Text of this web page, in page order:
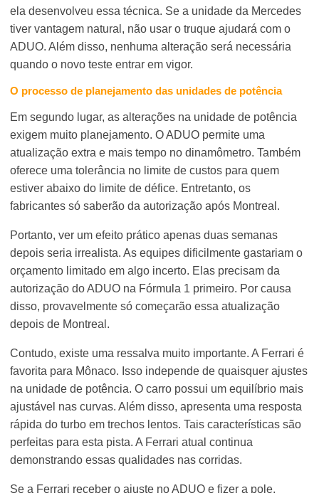
ela desenvolveu essa técnica. Se a unidade da Mercedes
tiver vantagem natural, não usar o truque ajudará com o
ADUO. Além disso, nenhuma alteração será necessária
quando o novo teste entrar em vigor.
O processo de planejamento das unidades de potência
Em segundo lugar, as alterações na unidade de potência
exigem muito planejamento. O ADUO permite uma
atualização extra e mais tempo no dinamômetro. Também
oferece uma tolerância no limite de custos para quem
estiver abaixo do limite de défice. Entretanto, os
fabricantes só saberão da autorização após Montreal.
Portanto, ver um efeito prático apenas duas semanas
depois seria irrealista. As equipes dificilmente gastariam o
orçamento limitado em algo incerto. Elas precisam da
autorização do ADUO na Fórmula 1 primeiro. Por causa
disso, provavelmente só começarão essa atualização
depois de Montreal.
Contudo, existe uma ressalva muito importante. A Ferrari é
favorita para Mônaco. Isso independe de quaisquer ajustes
na unidade de potência. O carro possui um equilíbrio mais
ajustável nas curvas. Além disso, apresenta uma resposta
rápida do turbo em trechos lentos. Tais características são
perfeitas para esta pista. A Ferrari atual continua
demonstrando essas qualidades nas corridas.
Se a Ferrari receber o ajuste no ADUO e fizer a pole,